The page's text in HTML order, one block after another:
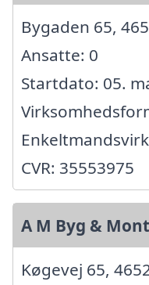
Bygaden 65,
Ansatte: 0
Startdato: 05.
CVR: 35553975
A M Byg &
Køgevej 65,